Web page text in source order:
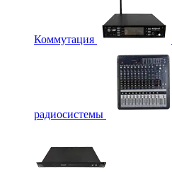
Коммутация
радиосистемы